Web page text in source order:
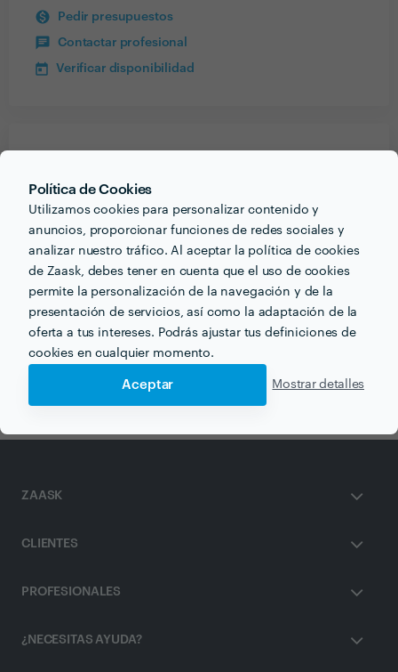
Política de Cookies
Utilizamos cookies para personalizar contenido y
anuncios, proporcionar funciones de redes sociales y
analizar nuestro tráfico. Al aceptar la política de cookies
de Zaask, debes tener en cuenta que el uso de cookies
permite la personalización de la navegación y de la
presentación de servicios, así como la adaptación de la
oferta a tus intereses. Podrás ajustar tus definiciones de
cookies en cualquier momento.
Aceptar Mostrar detalles
Pedir presupuestos
Contactar profesional
Verificar disponibilidad
Otros servicios proporcionados por Basoa Decoración
Diseño de Interiores en bilbao
ZAASK
CLIENTES
PROFESIONALES
¿NECESITAS AYUDA?